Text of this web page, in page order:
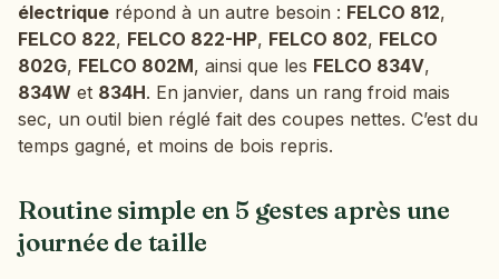
électrique répond à un autre besoin : FELCO 812,
FELCO 822, FELCO 822-HP, FELCO 802, FELCO
802G, FELCO 802M, ainsi que les FELCO 834V,
834W et 834H. En janvier, dans un rang froid mais
sec, un outil bien réglé fait des coupes nettes. C’est du
temps gagné, et moins de bois repris.
Routine simple en 5 gestes après une
journée de taille